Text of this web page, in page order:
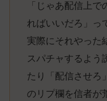
「じゃあ配信上
ればいいだろ」っ
実際にそれやった
スパチャするよう
たり「配信させろ
のリプ欄を信者が